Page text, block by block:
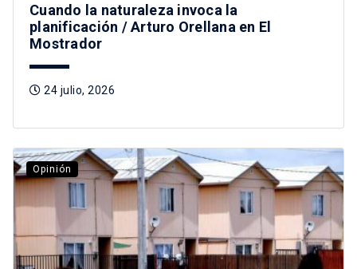
Cuando la naturaleza invoca la
planificación / Arturo Orellana en El
Mostrador
24 julio, 2026
Opinión